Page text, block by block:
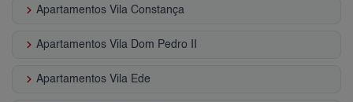
keyboard_arrow_right Apartamentos Vila Constança
keyboard_arrow_right Apartamentos Vila Dom Pedro II
keyboard_arrow_right Apartamentos Vila Ede